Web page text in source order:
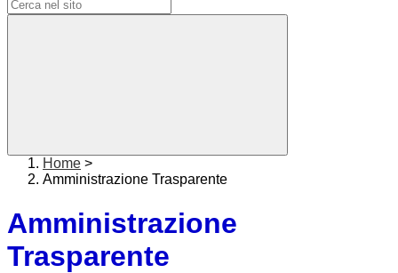
Home >
Amministrazione Trasparente
Amministrazione
Trasparente